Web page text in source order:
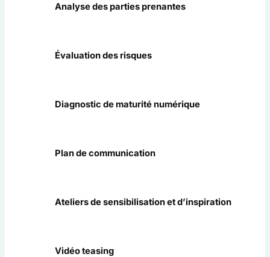
Analyse des parties prenantes
Évaluation des risques
Diagnostic de maturité numérique
Plan de communication
Ateliers de sensibilisation et d’inspiration
Vidéo teasing